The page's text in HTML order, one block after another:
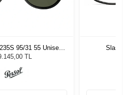
95/31 55 Unisex
Gözlüğü
TL